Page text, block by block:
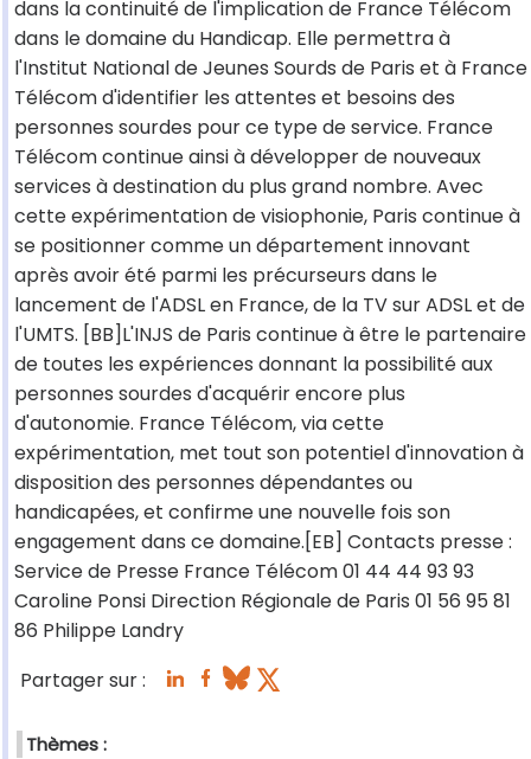
dans la continuité de l'implication de France Télécom
dans le domaine du Handicap. Elle permettra à
l'Institut National de Jeunes Sourds de Paris et à France
Télécom d'identifier les attentes et besoins des
personnes sourdes pour ce type de service. France
Télécom continue ainsi à développer de nouveaux
services à destination du plus grand nombre. Avec
cette expérimentation de visiophonie, Paris continue à
se positionner comme un département innovant
après avoir été parmi les précurseurs dans le
lancement de l'ADSL en France, de la TV sur ADSL et de
l'UMTS. [BB]L'INJS de Paris continue à être le partenaire
de toutes les expériences donnant la possibilité aux
personnes sourdes d'acquérir encore plus
d'autonomie. France Télécom, via cette
expérimentation, met tout son potentiel d'innovation à
disposition des personnes dépendantes ou
handicapées, et confirme une nouvelle fois son
engagement dans ce domaine.[EB] Contacts presse :
Service de Presse France Télécom 01 44 44 93 93
Caroline Ponsi Direction Régionale de Paris 01 56 95 81
86 Philippe Landry
Partager sur :
Thèmes :